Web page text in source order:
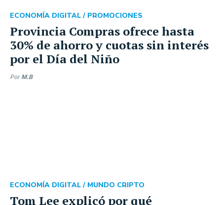
Provincia Compras ofrece hasta
30% de ahorro y cuotas sin interés
por el Día del Niño
ECONOMÍA DIGITAL / PROMOCIONES
Por M.B
Tom Lee explicó por qué
ECONOMÍA DIGITAL / MUNDO CRIPTO